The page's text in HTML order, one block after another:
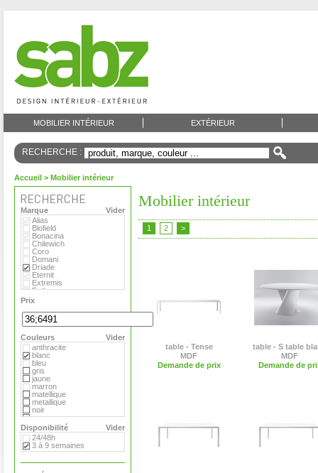
MOBILIER INTÉRIEUR EXTÉRIEUR
RECHERCHE :
Accueil > Mobilier intérieur
Vider
Marque
Alias
Blofield
Bonacina
Chilewich
Coro
Domani
Driade
Eternit
Extremis
Fatboy
Flora
Foscarini
Gandia Blasco
Hay
MDF
Magis
Marimekko
Matière Grise
Moroso
Paola Lenti
Plank
Pop Corn
Roda
Serralunga
Tribu
Vange
Versus
Viteo
Prix
Vider
Couleurs
anthracite
blanc
bleu
gris
jaune
marron
matellique
metallique
noir
orange
rouge
transparent
vert
Vider
Disponibilité
24/48h
3 à 9 semaines
Mobilier intérieur
1 2 >
table - Tense
MDF
Demande de prix
table - S table
MDF
Demande de